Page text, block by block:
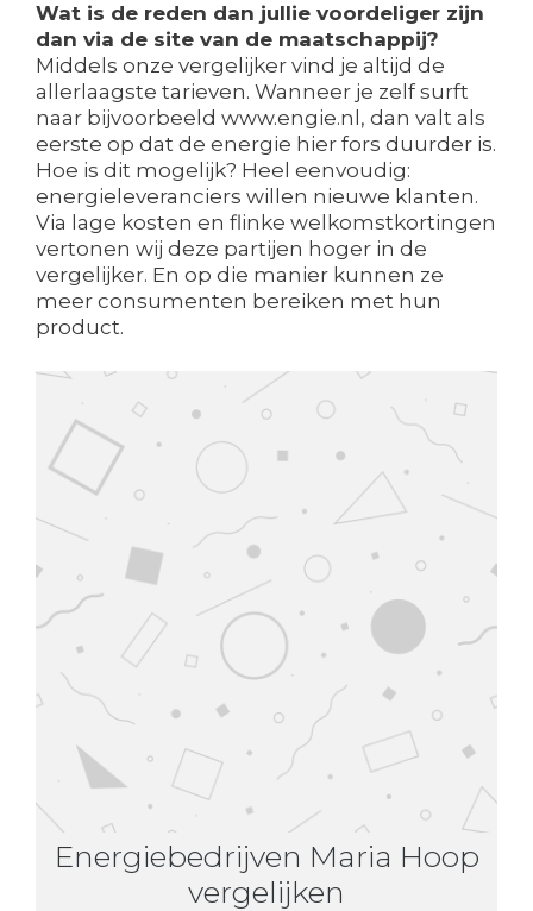
Wat is de reden dan jullie voordeliger zijn
dan via de site van de maatschappij?
Middels onze vergelijker vind je altijd de
allerlaagste tarieven. Wanneer je zelf surft
naar bijvoorbeeld www.engie.nl, dan valt als
eerste op dat de energie hier fors duurder is.
Hoe is dit mogelijk? Heel eenvoudig:
energieleveranciers willen nieuwe klanten.
Via lage kosten en flinke welkomstkortingen
vertonen wij deze partijen hoger in de
vergelijker. En op die manier kunnen ze
meer consumenten bereiken met hun
product.
Energiebedrijven Maria Hoop
vergelijken